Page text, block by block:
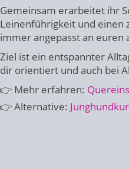
Gemeinsam erarbeitet ihr
Leinenführigkeit und einen
immer angepasst an euren
Ziel ist ein entspannter
dir orientiert und auch bei
👉 Mehr erfahren:
👉 Alternative: